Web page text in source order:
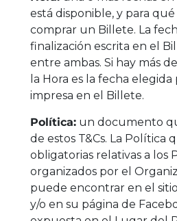
está disponible, y para
comprar un Billete. La
finalización escrita en el
entre ambas. Si hay más
la Hora es la fecha
impresa en el Billete.
Política: un documento
de estos T&Cs. La Política
obligatorias relativas a los
organizados por el
puede encontrar en el
y/o en su página de